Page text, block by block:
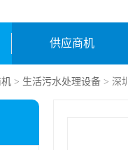
供应商机
> 生活污水处理设备 > 深